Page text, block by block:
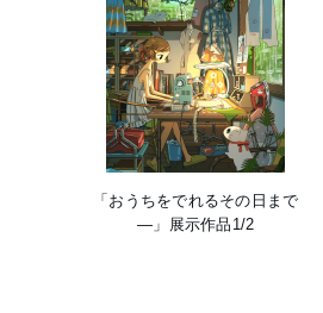
「おうちをでれるその日まで
―」展示作品1/2